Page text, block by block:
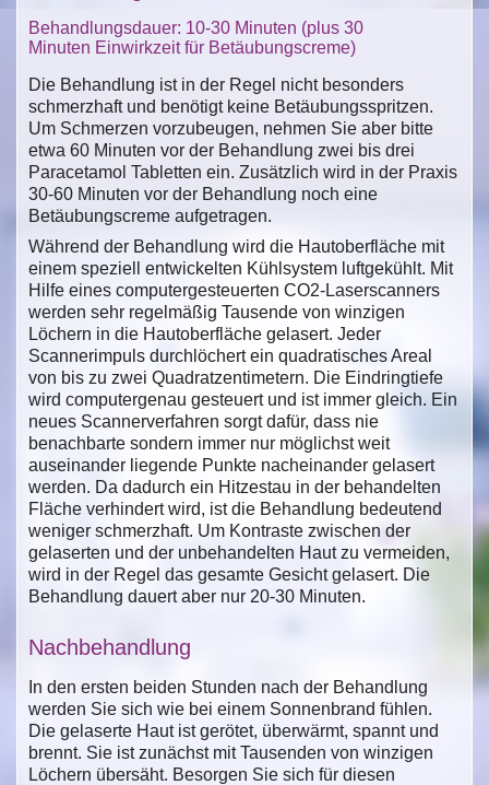
Behandlungsdauer: 10-30 Minuten (plus 30
Minuten Einwirkzeit für Betäubungscreme)
Die Behandlung ist in der Regel nicht besonders
schmerzhaft und benötigt keine Betäubungsspritzen.
Um Schmerzen vorzubeugen, nehmen Sie aber bitte
etwa 60 Minuten vor der Behandlung zwei bis drei
Paracetamol Tabletten ein. Zusätzlich wird in der Praxis
30-60 Minuten vor der Behandlung noch eine
Betäubungscreme aufgetragen.
Während der Behandlung wird die Hautoberfläche mit
einem speziell entwickelten Kühlsystem luftgekühlt. Mit
Hilfe eines computergesteuerten CO2-Laserscanners
werden sehr regelmäßig Tausende von winzigen
Löchern in die Hautoberfläche gelasert. Jeder
Scannerimpuls durchlöchert ein quadratisches Areal
von bis zu zwei Quadratzentimetern. Die Eindringtiefe
wird computergenau gesteuert und ist immer gleich. Ein
neues Scannerverfahren sorgt dafür, dass nie
benachbarte sondern immer nur möglichst weit
auseinander liegende Punkte nacheinander gelasert
werden. Da dadurch ein Hitzestau in der behandelten
Fläche verhindert wird, ist die Behandlung bedeutend
weniger schmerzhaft. Um Kontraste zwischen der
gelaserten und der unbehandelten Haut zu vermeiden,
wird in der Regel das gesamte Gesicht gelasert. Die
Behandlung dauert aber nur 20-30 Minuten.
Nachbehandlung
In den ersten beiden Stunden nach der Behandlung
werden Sie sich wie bei einem Sonnenbrand fühlen.
Die gelaserte Haut ist gerötet, überwärmt, spannt und
brennt. Sie ist zunächst mit Tausenden von winzigen
Löchern übersäht. Besorgen Sie sich für diesen